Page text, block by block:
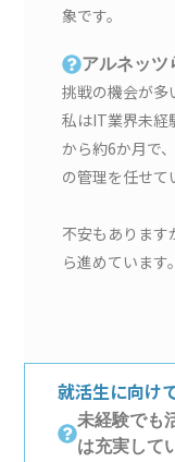
象です。
アルネッツ
挑戦の機会が多
私はIT業界未経
から約6か月で
の管理を任せて
不安もあります
ら進めています。
就活生に向け
未経験でも
は充実して